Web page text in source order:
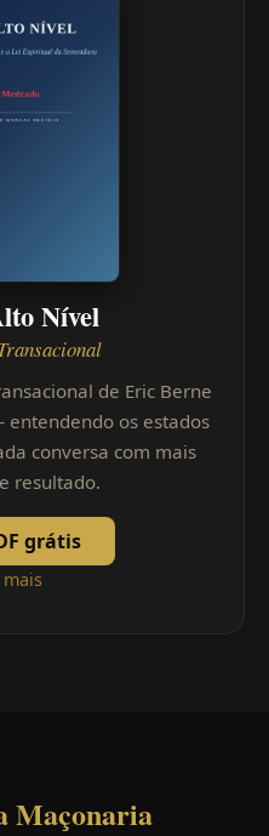
Nível
de Eric Berne
os estados
conversa com mais
resultado.
grátis
mais
Maçonaria